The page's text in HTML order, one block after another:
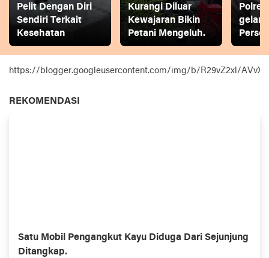
Pelit Dengan Diri
Sendiri Terkait
Kesehatan
Kurangi Diluar
Kewajaran Bikin
Petani Mengeluh.
gelar
https://blogger.googleusercontent.com/img/b/R29vZ2xl/
REKOMENDASI
Satu Mobil Pengangkut Kayu Diduga Dari Sejunjung
Ditangkap.